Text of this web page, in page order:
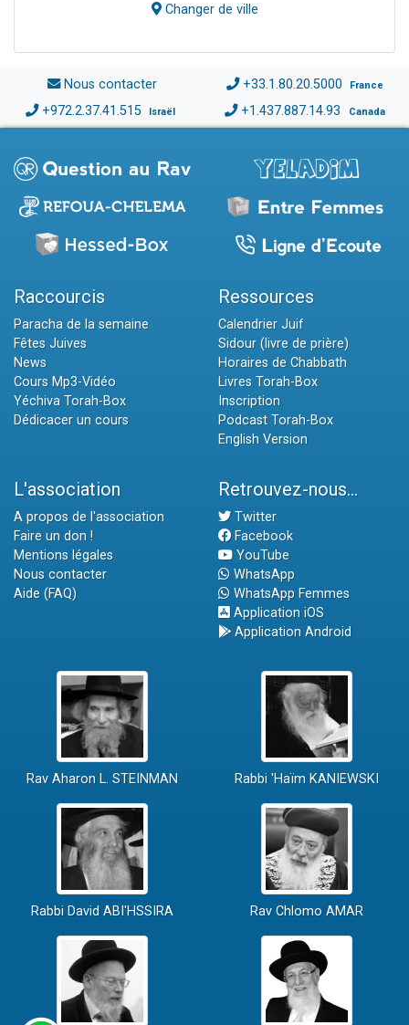
Changer de ville
Nous contacter +33.1.80.20.5000 France
+972.2.37.41.515 Israël +1.437.887.14.93 Canada
Raccourcis
Paracha de la semaine
Fêtes Juives
News
Cours Mp3-Vidéo
Yéchiva Torah-Box
Dédicacer un cours
Ressources
Calendrier Juif
Sidour (livre de prière)
Horaires de Chabbath
Livres Torah-Box
Inscription
Podcast Torah-Box
English Version
L'association
A propos de l'association
Faire un don !
Mentions légales
Nous contacter
Aide (FAQ)
Retrouvez-nous...
Twitter
Facebook
YouTube
WhatsApp
WhatsApp Femmes
Application iOS
Application Android
Rav Aharon L. STEINMAN Rabbi 'Haïm KANIEWSKI
Rabbi David ABI'HSSIRA Rav Chlomo AMAR